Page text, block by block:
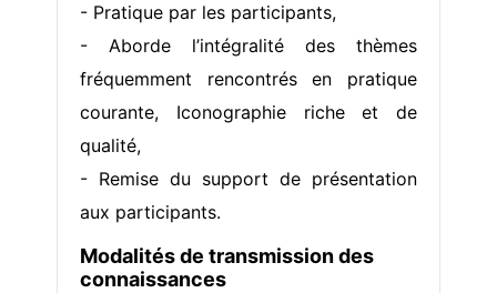
- Pratique par les participants,
- Aborde l’intégralité des thèmes
fréquemment rencontrés en pratique
courante, Iconographie riche et de
qualité,
- Remise du support de présentation
aux participants.
Modalités de transmission des
connaissances